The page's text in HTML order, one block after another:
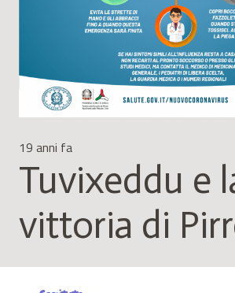
19 anni fa
Tuvixeddu e
vittoria di